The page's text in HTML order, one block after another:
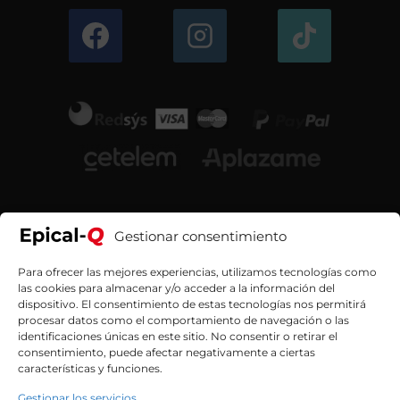
Gestionar consentimiento
Para ofrecer las mejores experiencias, utilizamos tecnologías como
las cookies para almacenar y/o acceder a la información del
dispositivo. El consentimiento de estas tecnologías nos permitirá
procesar datos como el comportamiento de navegación o las
identificaciones únicas en este sitio. No consentir o retirar el
consentimiento, puede afectar negativamente a ciertas
características y funciones.
Contacta con nosotros